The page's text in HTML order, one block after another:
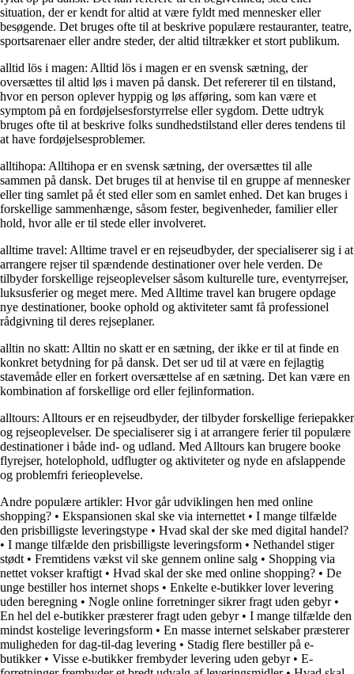
situation, der er kendt for altid at være fyldt med mennesker eller
besøgende. Det bruges ofte til at beskrive populære restauranter, teatre,
sportsarenaer eller andre steder, der altid tiltrækker et stort publikum.
alltid lös i magen: Alltid lös i magen er en svensk sætning, der
oversættes til altid løs i maven på dansk. Det refererer til en tilstand,
hvor en person oplever hyppig og løs afføring, som kan være et
symptom på en fordøjelsesforstyrrelse eller sygdom. Dette udtryk
bruges ofte til at beskrive folks sundhedstilstand eller deres tendens til
at have fordøjelsesproblemer.
alltihopa: Alltihopa er en svensk sætning, der oversættes til alle
sammen på dansk. Det bruges til at henvise til en gruppe af mennesker
eller ting samlet på ét sted eller som en samlet enhed. Det kan bruges i
forskellige sammenhænge, såsom fester, begivenheder, familier eller
hold, hvor alle er til stede eller involveret.
alltime travel: Alltime travel er en rejseudbyder, der specialiserer sig i at
arrangere rejser til spændende destinationer over hele verden. De
tilbyder forskellige rejseoplevelser såsom kulturelle ture, eventyrrejser,
luksusferier og meget mere. Med Alltime travel kan brugere opdage
nye destinationer, booke ophold og aktiviteter samt få professionel
rådgivning til deres rejseplaner.
alltin no skatt: Alltin no skatt er en sætning, der ikke er til at finde en
konkret betydning for på dansk. Det ser ud til at være en fejlagtig
stavemåde eller en forkert oversættelse af en sætning. Det kan være en
kombination af forskellige ord eller fejlinformation.
alltours: Alltours er en rejseudbyder, der tilbyder forskellige feriepakker
og rejseoplevelser. De specialiserer sig i at arrangere ferier til populære
destinationer i både ind- og udland. Med Alltours kan brugere booke
flyrejser, hotelophold, udflugter og aktiviteter og nyde en afslappende
og problemfri ferieoplevelse.
Andre populære artikler: Hvor går udviklingen hen med online
shopping? • Ekspansionen skal ske via internettet • I mange tilfælde
den prisbilligste leveringstype • Hvad skal der ske med digital handel?
• I mange tilfælde den prisbilligste leveringsform • Nethandel stiger
stødt • Fremtidens vækst vil ske gennem online salg • Shopping via
nettet vokser kraftigt • Hvad skal der ske med online shopping? • De
unge bestiller hos internet shops • Enkelte e-butikker lover levering
uden beregning • Nogle online forretninger sikrer fragt uden gebyr•
En hel del e-butikker præsterer fragt uden gebyr• I mange tilfælde den
mindst kostelige leveringsform • En masse internet selskaber præsterer
muligheden for dag-til-dag levering • Stadig flere bestiller på e-
butikker• Visse e-butikker frembyder levering uden gebyr• E-